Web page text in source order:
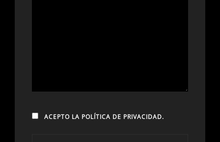
ACEPTO LA POLÍTICA DE PRIVACIDAD.